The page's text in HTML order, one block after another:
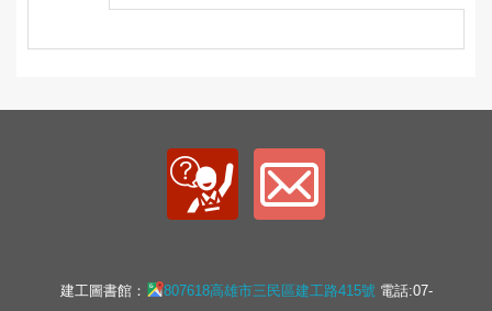
建工圖書館： 807618高雄市三民區建工路415號電話:07-